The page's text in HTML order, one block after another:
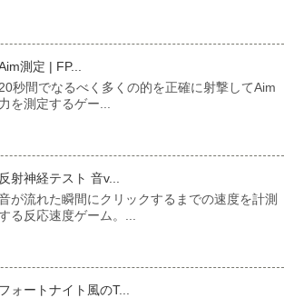
測定 | FP...
20秒間でなるべく多くの的を正確に射撃してAim
力を測定するゲー...
反射神経テスト 音v...
が流れた瞬間にクリックするまでの速度を計測
る反応速度ゲーム。...
フォートナイト風のT...